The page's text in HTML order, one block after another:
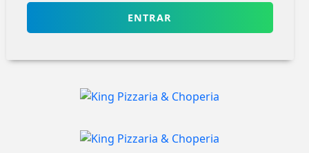
ENTRAR